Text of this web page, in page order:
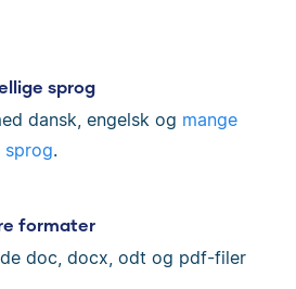
sprog
dansk, engelsk og mange
sprog.
formater
doc, docx, odt og pdf-filer